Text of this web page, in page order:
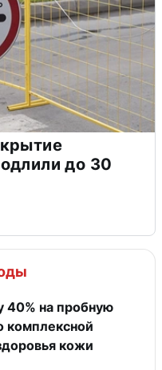
до 30
40% на пробную
комплексной
кожи